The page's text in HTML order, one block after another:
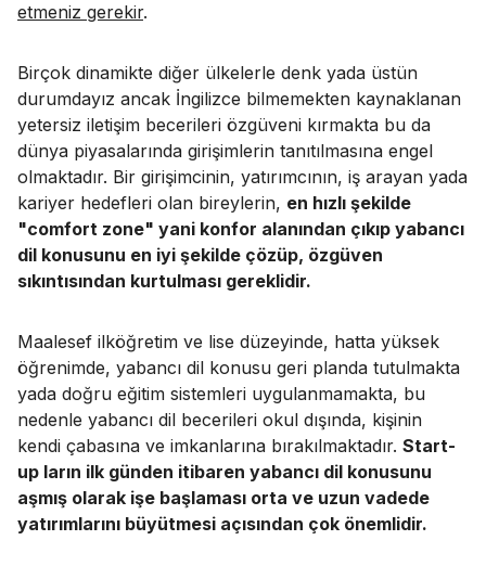
etmeniz gerekir.
Birçok dinamikte diğer ülkelerle denk yada üstün
durumdayız ancak İngilizce bilmemekten kaynaklanan
yetersiz iletişim becerileri özgüveni kırmakta bu da
dünya piyasalarında girişimlerin tanıtılmasına engel
olmaktadır. Bir girişimcinin, yatırımcının, iş arayan yada
kariyer hedefleri olan bireylerin, en hızlı şekilde
"comfort zone" yani konfor alanından çıkıp yabancı
dil konusunu en iyi şekilde çözüp, özgüven
sıkıntısından kurtulması gereklidir.
Maalesef ilköğretim ve lise düzeyinde, hatta yüksek
öğrenimde, yabancı dil konusu geri planda tutulmakta
yada doğru eğitim sistemleri uygulanmamakta, bu
nedenle yabancı dil becerileri okul dışında, kişinin
kendi çabasına ve imkanlarına bırakılmaktadır. Start-
up ların ilk günden itibaren yabancı dil konusunu
aşmış olarak işe başlaması orta ve uzun vadede
yatırımlarını büyütmesi açısından çok önemlidir.